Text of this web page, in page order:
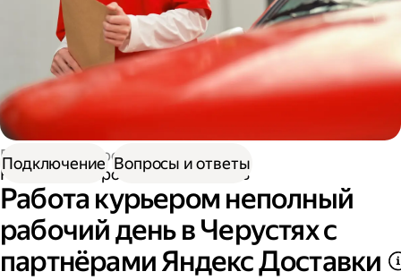
Работа курьером
Работа курьером неполный день
Работа курьером неполный
рабочий день в Черустях с
партнёрами Яндекс Доставки
Подключение Вопросы и ответы